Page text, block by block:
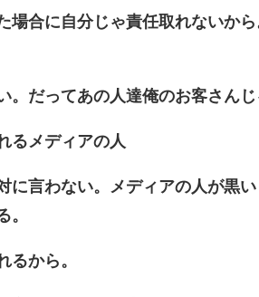
場合に自分じゃ責任取れないか
。だってあの人達俺のお客さんじ
るメディアの人
に言わない。メディアの人が黒
。
るから。